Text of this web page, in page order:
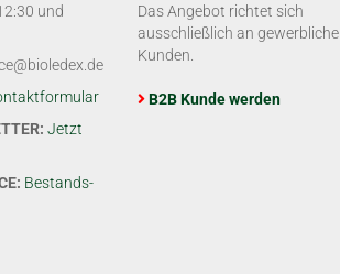
und
Jetzt
Bestands-
Das Angebot richtet sich
ausschließlich an gewerbliche
Kunden.
B2B Kunde werden